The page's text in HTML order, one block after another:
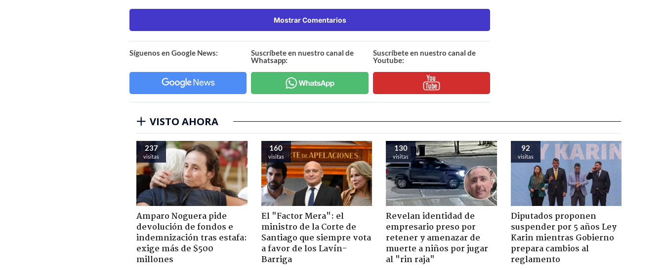
Mostrar Comentarios
Síguenos en Google News:
Suscríbete en nuestro canal de
Whatsapp:
Suscríbete en nuestro canal de
Youtube:
VISTO AHORA
237
visitas
Amparo Noguera pide
devolución de fondos e
indemnización tras estafa:
exige más de $500
millones
160
visitas
El "Factor Mera": el
ministro de la Corte de
Santiago que siempre vota
a favor de los Lavín-
Barriga
130
visitas
Revelan identidad de
empresario preso por
retener y amenazar de
muerte a niños por jugar
al "rin raja"
92
visitas
Diputados proponen
suspender por 5 años Ley
Karin mientras Gobierno
prepara cambios al
reglamento